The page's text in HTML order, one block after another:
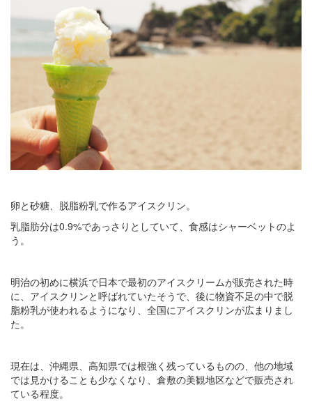
卵と砂糖、脱脂粉乳で作るアイスクリン。
乳脂肪分は0.9%であっさりとしていて、食感はシャーベットのよ
う。
明治の初めに横浜で日本で最初のアイスクリームが販売された時
に、アイスクリンと呼ばれていたそうで、後に物資不足の中で脱
脂粉乳が使われるようになり、全国にアイスクリンが広まりまし
た。
現在は、沖縄県、高知県では根強く残っているものの、他の地域
では見かけることも少なくなり、倉敷の美観地区などで販売され
ている程度。